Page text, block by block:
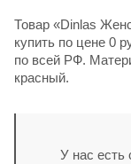
Товар «Dinlas
купить по цене 0
по всей РФ.
красный.
У нас есть